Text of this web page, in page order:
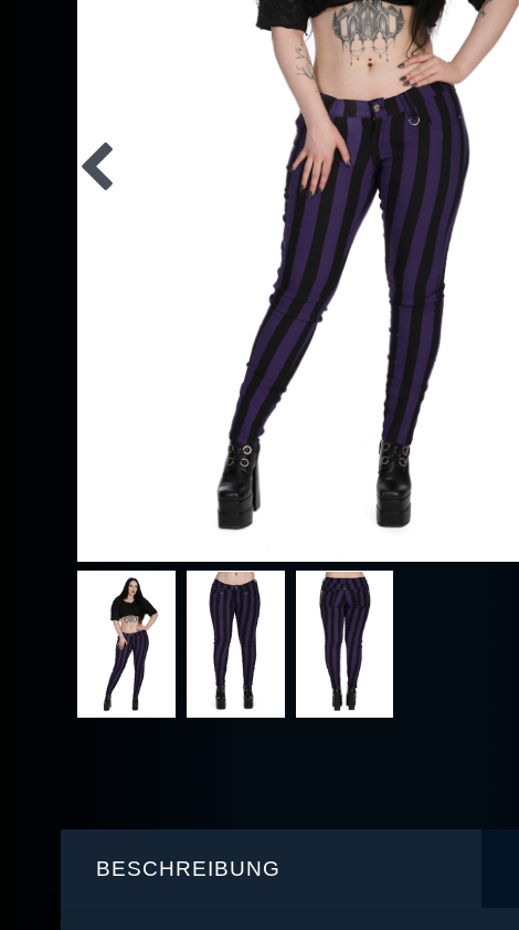
BESCHREIBUNG